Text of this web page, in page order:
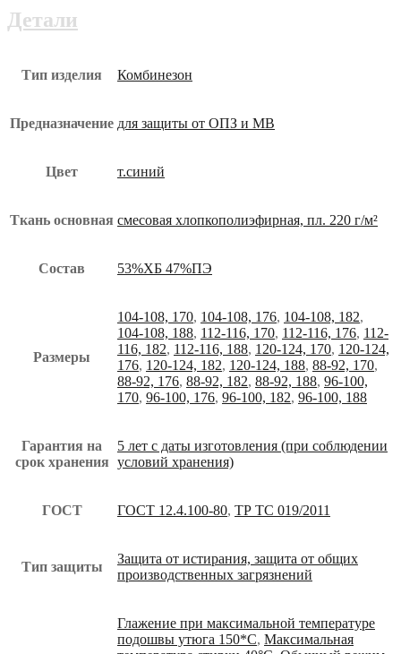
Детали
Тип изделия Комбинезон
Предназначение для защиты от ОПЗ и МВ
Цвет т.синий
Ткань основная смесовая хлопкополиэфирная, пл. 220 г/м²
Состав 53%ХБ 47%ПЭ
Размеры
104-108, 170, 104-108, 176, 104-108, 182,
104-108, 188, 112-116, 170, 112-116, 176, 112-
116, 182, 112-116, 188, 120-124, 170, 120-124,
176, 120-124, 182, 120-124, 188, 88-92, 170,
88-92, 176, 88-92, 182, 88-92, 188, 96-100,
170, 96-100, 176, 96-100, 182, 96-100, 188
Гарантия на
срок хранения
5 лет с даты изготовления (при соблюдении
условий хранения)
ГОСТ ГОСТ 12.4.100-80, ТР ТС 019/2011
Тип защиты
Защита от истирания, защита от общих
производственных загрязнений
Глажение при максимальной температуре
подошвы утюга 150*С, Максимальная